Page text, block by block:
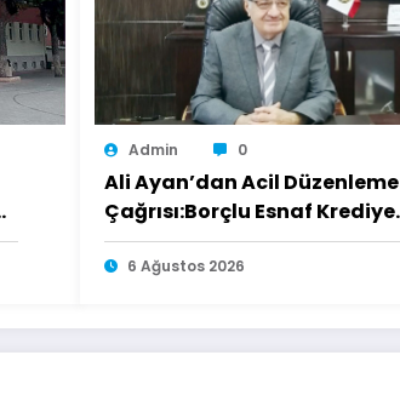
Admin 0
Ali Ayan’dan Acil Düzenleme
Çağrısı:Borçlu Esnaf Krediye
Ulaşamıyor
6 Ağustos 2026